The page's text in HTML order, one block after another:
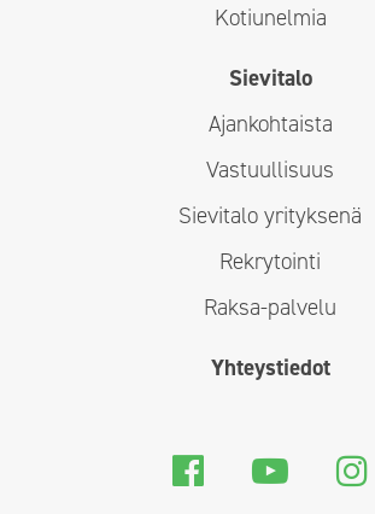
Kotiunelmia
Sievitalo
Ajankohtaista
Vastuullisuus
Sievitalo yrityksenä
Rekrytointi
Raksa-palvelu
Yhteystiedot